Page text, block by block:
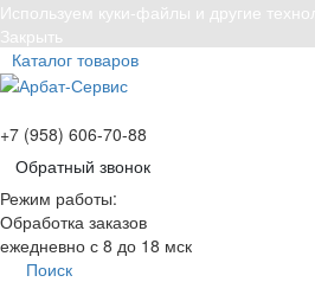
Используем куки-файлы и другие
Закрыть
Каталог товаров
+7 (958) 606-70-88
Обратный звонок
Режим работы:
Обработка заказов
ежедневно с 8 до 18 мск
Поиск